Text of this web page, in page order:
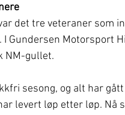
det tre veteraner som
I Gundersen Motorsport
NM-gullet.
sesong, og alt har
levert løp etter løp.